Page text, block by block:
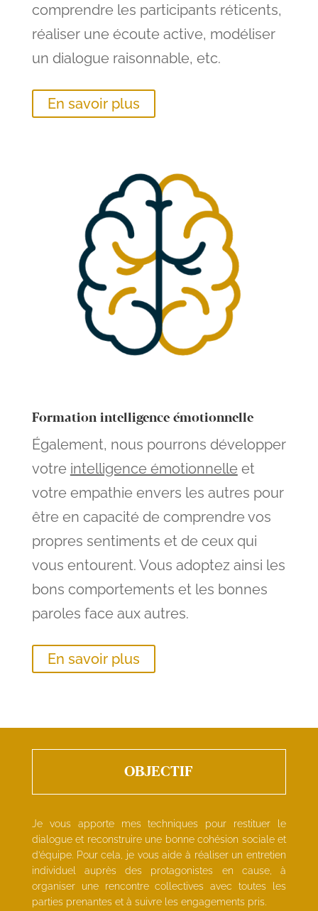
comprendre les participants réticents,
réaliser une écoute active, modéliser
un dialogue raisonnable, etc.
En savoir plus
Formation intelligence émotionnelle
Également, nous pourrons développer
votre intelligence émotionnelle et
votre empathie envers les autres pour
être en capacité de comprendre vos
propres sentiments et de ceux qui
vous entourent. Vous adoptez ainsi les
bons comportements et les bonnes
paroles face aux autres.
En savoir plus
OBJECTIF
Je vous apporte mes techniques pour restituer le
dialogue et reconstruire une bonne cohésion sociale et
d’équipe. Pour cela, je vous aide à réaliser un entretien
individuel auprès des protagonistes en cause, à
organiser une rencontre collectives avec toutes les
parties prenantes et à suivre les engagements pris.